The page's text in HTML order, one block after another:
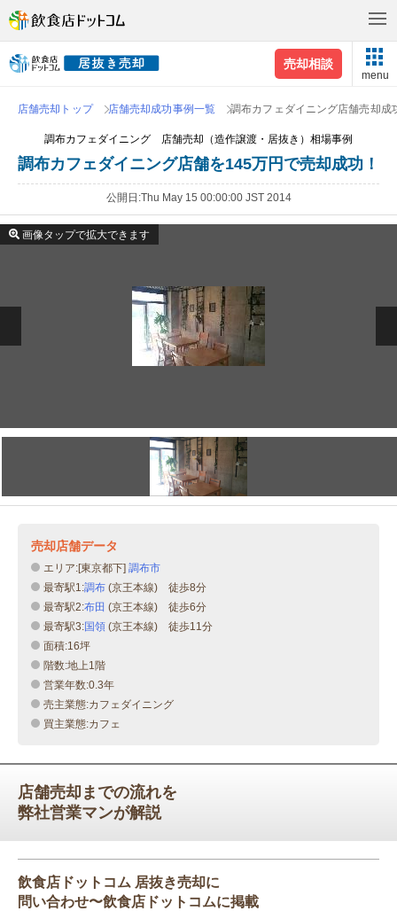
売却相談
menu
店舗売却トップ 店舗売却成功事例一覧 調布カフェダイニング店舗売却成
調布カフェダイニング 店舗売却（造作譲渡・居抜き）相場事例
調布カフェダイニング店舗を145万円で売却成功！
公開日 Thu May 15 00:00:00 JST 2014
画像タップで拡大できます
売却店舗データ
エリア:[東京都下] 調布市
最寄駅1:調布 (京王本線) 徒歩8分
最寄駅2:布田 (京王本線) 徒歩6分
最寄駅3:国領 (京王本線) 徒歩11分
面積:16坪
階数:地上1階
営業年数:0.3年
売主業態:カフェダイニング
買主業態:カフェ
店舗売却までの流れを
弊社営業マンが解説
飲食店ドットコム 居抜き売却に
問い合わせ〜飲食店ドットコムに掲載